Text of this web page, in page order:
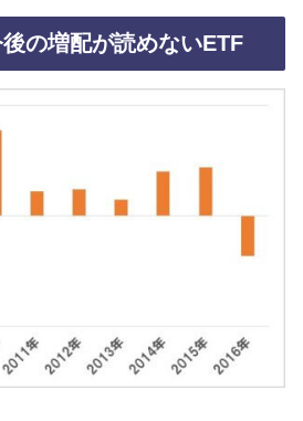
の増配が読めないETF